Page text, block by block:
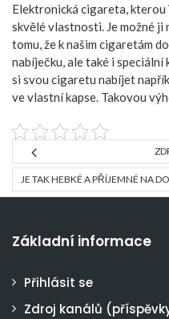
Elektronická cigareta, kterou
skvělé vlastnosti. Je možné
tomu, že k našim cigaretám
nabíječku, ale také i speciální
si svou cigaretu nabíjet
ve vlastní kapse. Takovou
JE TAK HEBKÉ A PŘÍJEMNÉ NA
Základní informace
Přihlásit se
Zdroj kanálů